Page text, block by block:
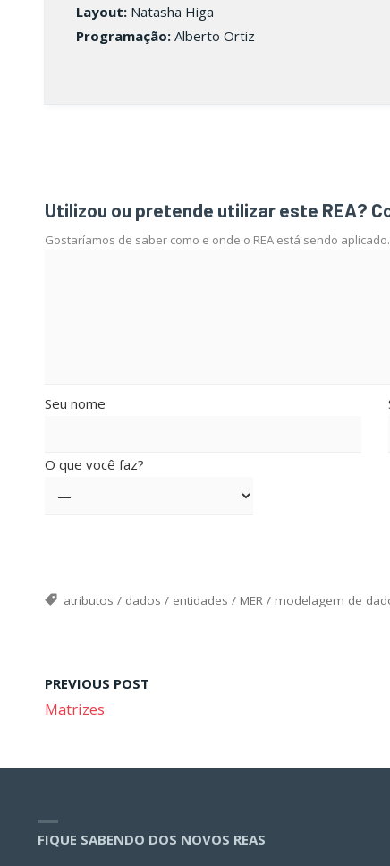
Layout:Natasha Higa
Programação: Alberto Ortiz
Utilizou ou pretende utilizar este REA?
Gostaríamos de saber como e onde o REA está sendo
Seu nome
O que você faz?
atributos / dados / entidades / MER / modelagem de
PREVIOUS POST
Matrizes
FIQUE SABENDO DOS NOVOS REAS